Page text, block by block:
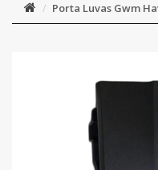
Porta Luvas Gwm